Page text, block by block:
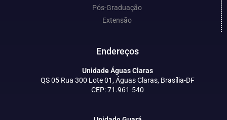
Pós-Graduação
Extensão
Endereços
Unidade Águas Claras
QS 05 Rua 300 Lote 01, Águas Claras, Brasília-DF
CEP: 71.961-540